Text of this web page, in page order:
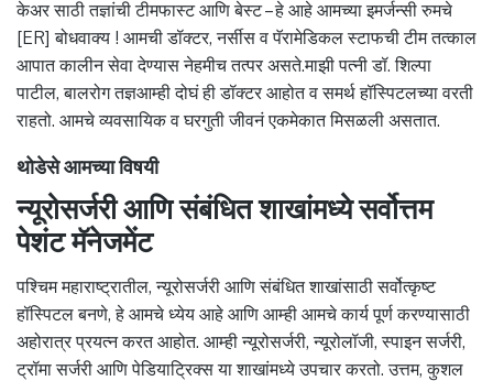
केअर साठी तज्ञांची टीमफास्ट आणि बेस्ट – हे आहे आमच्या इमर्जन्सी रुमचे
[ER] बोधवाक्य ! आमची डॉक्टर, नर्सीस व पॅरामेडिकल स्टाफची टीम तत्काल
आपात कालीन सेवा देण्यास नेहमीच तत्पर असते.माझी पत्नी डॉ. शिल्पा
पाटील, बालरोग तज्ञआम्ही दोघं ही डॉक्टर आहोत व समर्थ हॉस्पिटलच्या वरती
राहतो. आमचे व्यवसायिक व घरगुती जीवनं एकमेकात मिसळली असतात.
थोडेसे आमच्या विषयी
न्यूरोसर्जरी आणि संबंधित शाखांमध्ये सर्वोत्तम
पेशंट मॅनेजमेंट
पश्चिम महाराष्ट्रातील, न्यूरोसर्जरी आणि संबंधित शाखांसाठी सर्वोत्कृष्ट
हॉस्पिटल बनणे, हे आमचे ध्येय आहे आणि आम्ही आमचे कार्य पूर्ण करण्यासाठी
अहोरात्र प्रयत्न करत आहोत. आम्ही न्यूरोसर्जरी, न्यूरोलॉजी, स्पाइन सर्जरी,
ट्रॉमा सर्जरी आणि पेडियाट्रिक्स या शाखांमध्ये उपचार करतो. उत्तम, कुशल